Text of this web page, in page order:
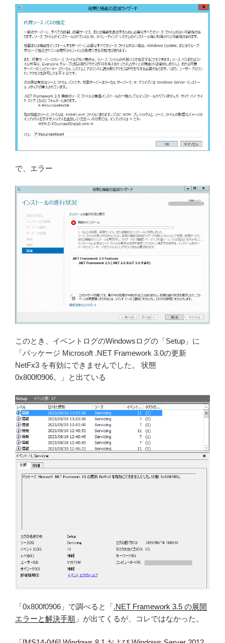
で、エラー
このとき、イベントログのWindowsログの「Setup」に
「パッケージ Microsoft .NET Framework 3.0の更新
NetFx3 を有効にできませんでした。 状態
0x800f0906。」と出ている
「0x800f0906」で調べると「.NET Framework 3.5 の展開
エラーと解決手順 」が出てくるが、コレではなかった。